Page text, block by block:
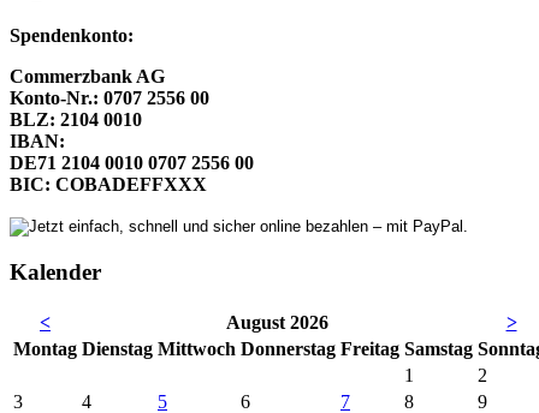
Spendenkonto:
Commerzbank AG
Konto-Nr.: 0707 2556 00
BLZ: 2104 0010
IBAN:
DE71 2104 0010 0707 2556 00
BIC: COBADEFFXXX
Kalender
< August 2026
>
Montag Dienstag Mittwoch Donnerstag Freitag Samstag So
1
2
3
4 5 6 7 8
9